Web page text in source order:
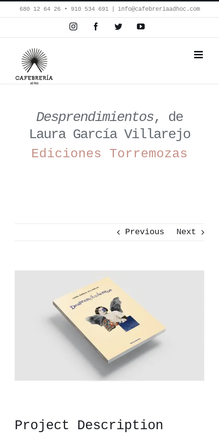
Saltar
al
contenido
680 12 64 26‬ • 910 534 691 info@cafebreriaadhoc.com
InstagramFacebookTwitterYouTube
Desprendimientos, de
Laura García Villarejo
Ediciones Torremozas
Previous Next
Project Description